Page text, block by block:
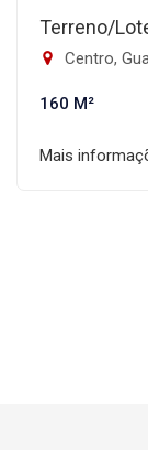
Terreno/
Centro,
160 M²
Mais